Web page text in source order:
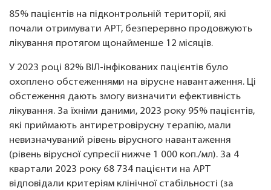
85% пацієнтів на підконтрольній території, які
почали отримувати АРТ, безперервно продовжують
лікування протягом щонайменше 12 місяців.
У 2023 році 82% ВІЛ-інфікованих пацієнтів було
охоплено обстеженнями на вірусне навантаження. Ці
обстеження дають змогу визначити ефективність
лікування. За їхніми даними, 2023 року 95% пацієнтів,
які приймають антиретровірусну терапію, мали
невизначуваний рівень вірусного навантаження
(рівень вірусної супресії нижче 1 000 коп./мл). За 4
квартали 2023 року 68 734 пацієнти на АРТ
відповідали критеріям клінічної стабільності (за